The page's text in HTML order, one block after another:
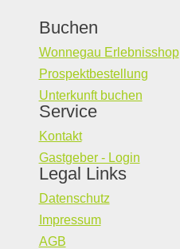
Buchen
Wonnegau Erlebnisshop
Prospektbestellung
Unterkunft buchen
Service
Kontakt
Gastgeber - Login
Legal Links
Datenschutz
Impressum
AGB